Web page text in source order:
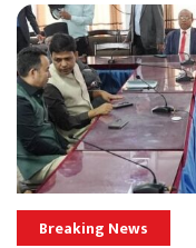
Breaking News